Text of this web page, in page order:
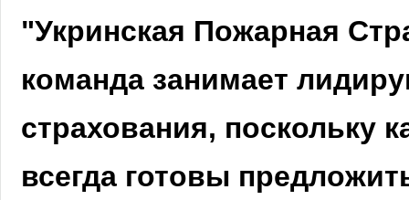
"Укринская Пожарная
команда занимает
страхования, поскольку
всегда готовы